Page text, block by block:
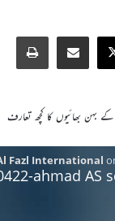
X
Share via Email
بہن بھائیوں کا کچھ تعارف